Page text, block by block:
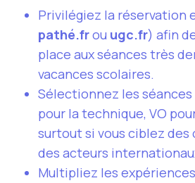
Privilégiez la réservation
pathé.frou ugc.fr) afin
place aux séances très
vacances scolaires.
Sélectionnez les séances
pour la technique, VO
surtout si vous ciblez
des acteurs
Multipliez les